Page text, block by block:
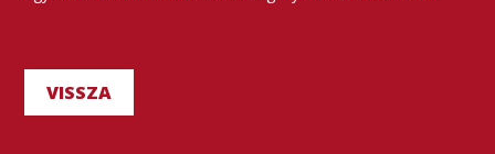
VISSZA